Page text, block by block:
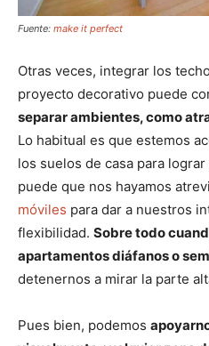
Fuente: make it perfect
Otras veces, integrar los
proyecto decorativo puede
separar ambientes, como
Lo habitual es que estemos
los suelos de casa para
puede que nos hayamos
móviles para dar a nuestros
flexibilidad. Sobre todo
apartamentos diáfanos o
detenernos a mirar la parte
Pues bien, podemos